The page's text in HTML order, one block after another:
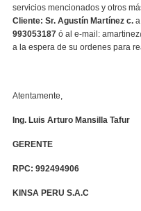
servicios mencionados y otros
Cliente: Sr. Agustín Martínez c.a
993053187 ó al e-mail:
a la espera de su ordenes para
Atentamente,
Ing. Luis Arturo Mansilla Tafur
GERENTE
RPC: 992494906
KINSA PERU S.A.C